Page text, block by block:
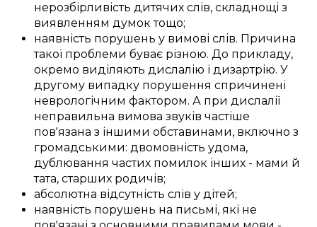
нерозбірливість дитячих слів, складнощі з
виявленням думок тощо;
наявність порушень у вимові слів. Причина
такої проблеми буває різною. До прикладу,
окремо виділяють дислалію і дизартрію. У
другому випадку порушення спричинені
неврологічним фактором. А при дислалії
неправильна вимова звуків частіше
пов'язана з іншими обставинами, включно з
громадськими: двомовність удома,
дублювання частих помилок інших - мами й
тата, старших родичів;
абсолютна відсутність слів у дітей;
наявність порушень на письмі, які не